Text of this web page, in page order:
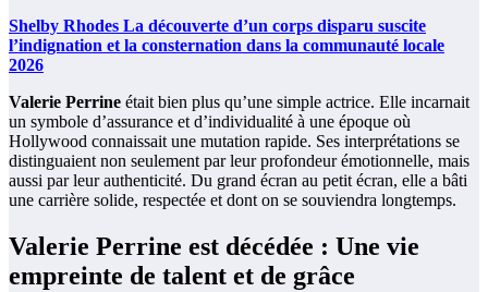
Shelby Rhodes La découverte d’un corps disparu suscite
l’indignation et la consternation dans la communauté locale
2026
Valerie Perrine était bien plus qu’une simple actrice. Elle incarnait
un symbole d’assurance et d’individualité à une époque où
Hollywood connaissait une mutation rapide. Ses interprétations se
distinguaient non seulement par leur profondeur émotionnelle, mais
aussi par leur authenticité. Du grand écran au petit écran, elle a bâti
une carrière solide, respectée et dont on se souviendra longtemps.
Valerie Perrine est décédée : Une vie
empreinte de talent et de grâce